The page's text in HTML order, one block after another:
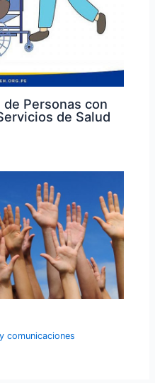
Personas con
de Salud
comunicaciones